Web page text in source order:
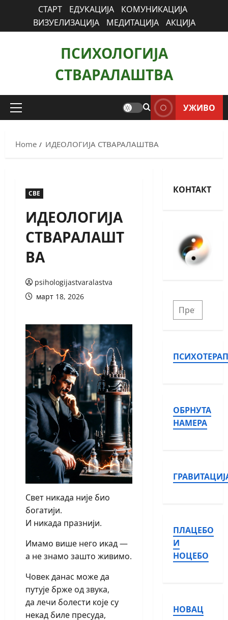
СТАРТ ЕДУКАЦИЈА
КОМУНИКАЦИЈА
ВИЗУЕЛИЗАЦИЈА
МЕДИТАЦИЈА АКЦИЈА
ПСИХОЛОГИЈА
СТВАРАЛАШТВА
УЖИВО
Home ИДЕОЛОГИЈА СТВАРАЛАШТВА
СВЕ
ИДЕОЛОГИЈА
СТВАРАЛАШТ
ВА
psihologijastvaralastva
март 18, 2026
Свет никада није био
богатији.
И никада празнији.
Имамо више него икад —
а не знамо зашто живимо.
Човек данас може да
путује брже од звука,
да лечи болести које су
некад биле пресуда,
КОНТАКТ
ОБРНУТА
НАМЕРА
ПЛАЦЕБО
И
НОЦЕБО
НОВАЦ